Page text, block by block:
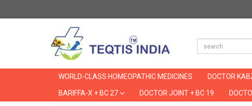
WORLD-CLASS HOMEOPATHIC MEDICINES DOCTOR
BARIFFA-X + BC 27 DOCTOR JOINT + BC 19